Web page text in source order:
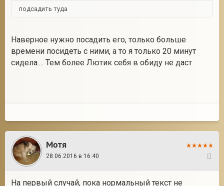
подсадить туда
Наверное нужно посадить его, только больше
времени посидеть с ними, а то я только 20 минут
сидела.... Тем более Лютик себя в обиду не даст
Мотя
28.06.2016 в 16:40
На первый случай, пока нормальный текст не